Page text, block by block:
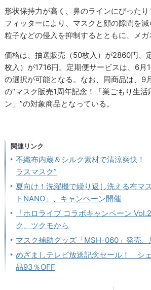
形状保持力が高く、鼻のラインにぴった
フィッターにより、マスクと顔の隙間を
粒子などの侵入を抑制するとともに、メガ
価格は、抽選販売（50枚入）が2860円、
枚入）が1716円。定期便サービスは、6月
の選択が可能となる。なお、同商品は、9
の“マスク販売1周年記念！「巣ごもり生活
ン」”の対象商品となっている。
関連リンク
不織布内蔵＆シルク素材で清涼爽快！
ラスマスク”
夏向け！洗濯機で繰り返し洗える布マ
トNANO」、キャンペーン開催
「ホロライブ コラボキャンペーン
ク、ツクモから
マスク補助グッズ「MSH-060」発売、
めざましテレビ放送記念セール！ シ
品93％OFF